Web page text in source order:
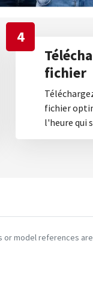
4
fichier
fichier
l'heure qui
or model references